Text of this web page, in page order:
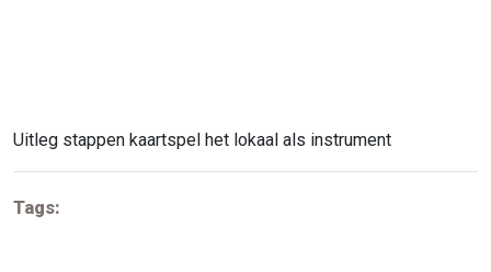
Uitleg stappen kaartspel het lokaal als instrument
Tags: